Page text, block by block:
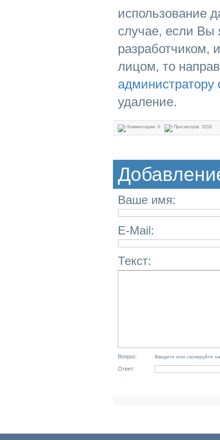
использование
случае, если Вы
разработчиком,
лицом, то
администратору
удаление.
Комментарии: 0 Просмотров: 3218
Ваше имя:
E-Mail:
Текст:
Вопрос: Введите или скопируйте
Ответ: